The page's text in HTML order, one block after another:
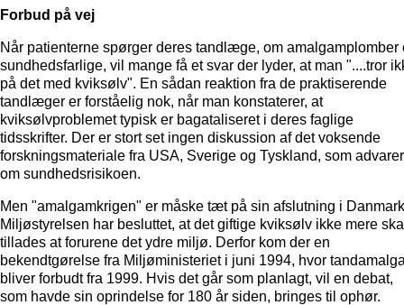
Forbud på vej
Når patienterne spørger deres tandlæge, om amalgamplomber
sundhedsfarlige, vil mange få et svar der lyder, at man "....tror
på det med kviksølv". En sådan reaktion fra de praktiserende
tandlæger er forståelig nok, når man konstaterer, at
kviksølvproblemet typisk er bagataliseret i deres faglige
tidsskrifter. Der er stort set ingen diskussion af det voksende
forskningsmateriale fra USA, Sverige og Tyskland, som advarer
om sundhedsrisikoen.
Men "amalgamkrigen" er måske tæt på sin afslutning i
Miljøstyrelsen har besluttet, at det giftige kviksølv ikke mere
tillades at forurene det ydre miljø. Derfor kom der en
bekendtgørelse fra Miljøministeriet i juni 1994, hvor
bliver forbudt fra 1999. Hvis det går som planlagt, vil en debat,
som havde sin oprindelse for 180 år siden, bringes til ophør.